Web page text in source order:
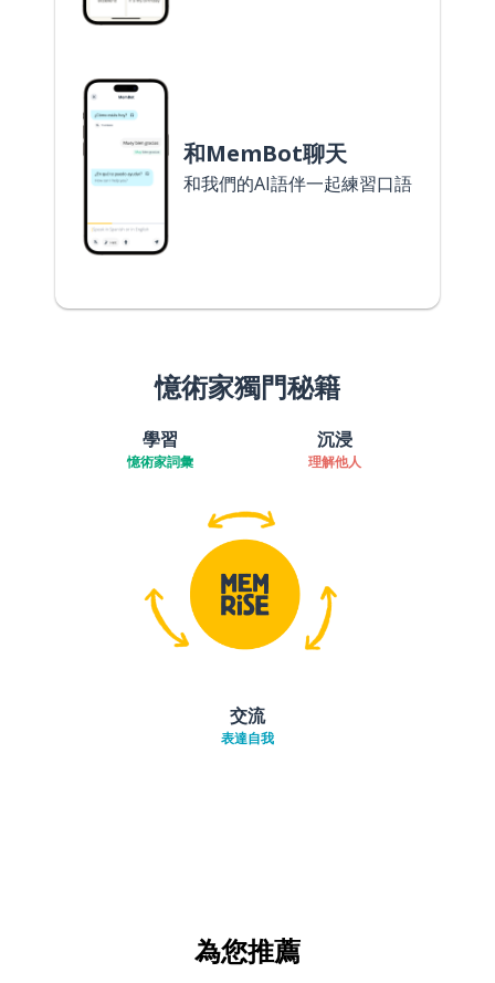
和MemBot聊天
和我們的AI語伴一起練習口語
憶術家獨門秘籍
學習
憶術家詞彙
沉浸
理解他人
交流
表達自我
為您推薦